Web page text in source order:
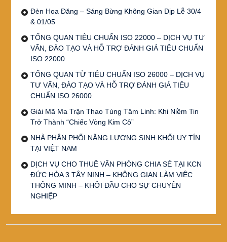
Đèn Hoa Đăng – Sáng Bừng Không Gian Dịp Lễ 30/4
& 01/05
TỔNG QUAN TIÊU CHUẨN ISO 22000 – DỊCH VỤ TƯ
VẤN, ĐÀO TẠO VÀ HỖ TRỢ ĐÁNH GIÁ TIÊU CHUẨN
ISO 22000
TỔNG QUAN TỪ TIÊU CHUẨN ISO 26000 – DỊCH VỤ
TƯ VẤN, ĐÀO TẠO VÀ HỖ TRỢ ĐÁNH GIÁ TIÊU
CHUẨN ISO 26000
Giải Mã Ma Trận Thao Túng Tâm Linh: Khi Niềm Tin
Trở Thành “Chiếc Vòng Kim Cô”
NHÀ PHÂN PHỐI NĂNG LƯỢNG SINH KHỐI UY TÍN
TẠI VIỆT NAM
DỊCH VỤ CHO THUÊ VĂN PHÒNG CHIA SẺ TẠI KCN
ĐỨC HÒA 3 TÂY NINH – KHÔNG GIAN LÀM VIỆC
THÔNG MINH – KHỞI ĐẦU CHO SỰ CHUYÊN
NGHIỆP